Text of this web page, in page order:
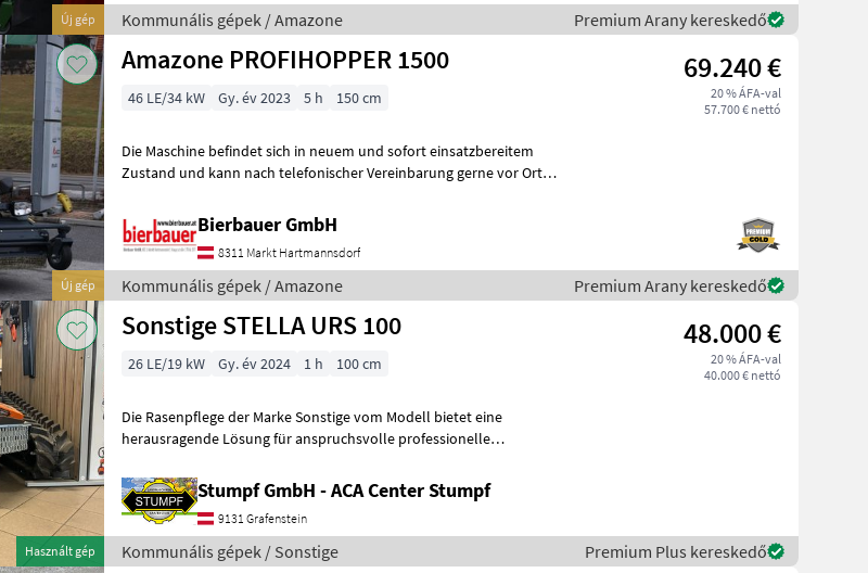
Új gép Kommunális gépek / Amazone Premium Arany kereskedő
Új gép
Amazone PROFIHOPPER 1500 69.240 €
20 % ÁFA-val
57.700 € nettó
46 LE/34 kW Gy. év 2023 5 h 150 cm
Die Maschine befindet sich in neuem und sofort einsatzbereitem
Zustand und kann nach telefonischer Vereinbarung gerne vor Ort
Bierbauer GmbH
8311 Markt Hartmannsdorf
Kommunális gépek / Amazone Premium Arany kereskedő
Használt gép
Sonstige STELLA URS 100 48.000 €
20 % ÁFA-val
40.000 € nettó
26 LE/19 kW Gy. év 2024 1 h 100 cm
Die Rasenpflege der Marke Sonstige vom Modell bietet eine
herausragende Lösung für anspruchsvolle professionelle
Stumpf GmbH - ACA Center Stumpf
9131 Grafenstein
Kommunális gépek / Sonstige Premium Plus kereskedő